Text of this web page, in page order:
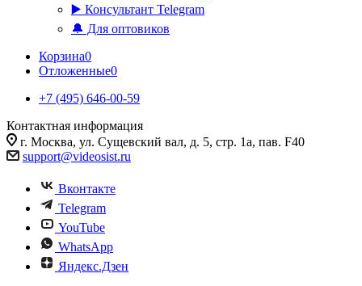
▶️ Консультант Telegram
🔔 Для оптовиков
Корзина0
Отложенные0
+7 (495) 646-00-59
Контактная информация
г. Москва, ул. Сущевский вал, д. 5, стр. 1а, пав. F40
support@videosist.ru
Вконтакте
Telegram
YouTube
WhatsApp
Яндекс.Дзен